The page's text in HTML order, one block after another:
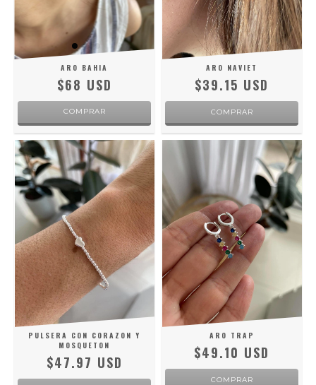
ARO BAHIA
$68 USD
COMPRAR
ARO NAVIET
$39.15 USD
PULSERA CON CORAZON Y
MOSQUETON
$47.97 USD
ARO TRAP
$49.10 USD